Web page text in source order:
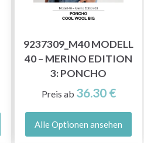
9237309_M40 MODELL
40 – MERINO EDITION
3: PONCHO
Preis ab 36.30 €
Alle Optionen ansehen